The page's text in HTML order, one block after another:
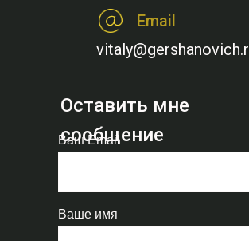
Ваш Email
Ваше имя
Email
Оставить мне
сообщение